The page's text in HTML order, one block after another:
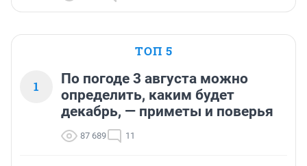
ТОП 5
1
По погоде 3 августа можно
определить, каким будет
декабрь, — приметы и поверья
87 689 11